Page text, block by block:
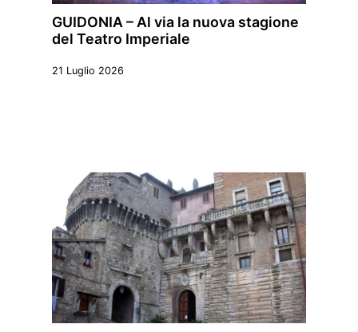
GUIDONIA – Al via la nuova stagione
del Teatro Imperiale
21 Luglio 2026